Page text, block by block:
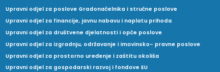
Upravni odjel za poslove Gradonačelnika i stručne poslove
Upravni odjel za financije, javnu nabavu i naplatu prihoda
Upravni odjel za društvene djelatnosti i opće poslove
Upravni odjel za izgradnju, održavanje i imovinsko- pravne poslove
Upravni odjel za prostorno uređenje i zaštitu okoliša
Upravni odjel za gospodarski razvoj i fondove EU